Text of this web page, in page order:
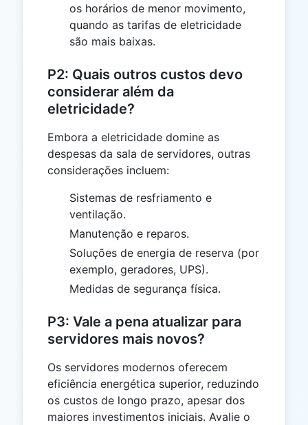
os horários de menor movimento,
quando as tarifas de eletricidade
são mais baixas.
P2: Quais outros custos devo
considerar além da
eletricidade?
Embora a eletricidade domine as
despesas da sala de servidores, outras
considerações incluem:
Sistemas de resfriamento e
ventilação.
Manutenção e reparos.
Soluções de energia de reserva (por
exemplo, geradores, UPS).
Medidas de segurança física.
P3: Vale a pena atualizar para
servidores mais novos?
Os servidores modernos oferecem
eficiência energética superior, reduzindo
os custos de longo prazo, apesar dos
maiores investimentos iniciais. Avalie o